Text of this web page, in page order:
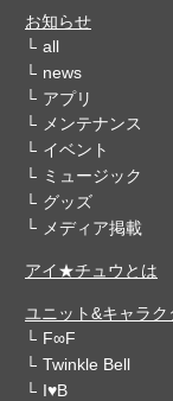
お知らせ
all
news
アプリ
メンテナンス
イベント
ミュージック
グッズ
メディア掲載
アイ★チュウとは
ユニット&キャラク
F∞F
Twinkle Bell
I♥B